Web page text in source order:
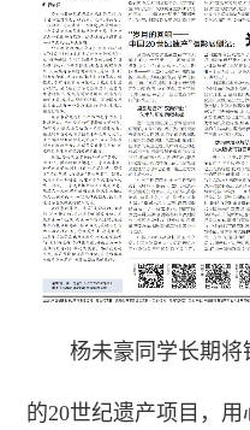
杨未豪同学长期
的20世纪遗产项目，